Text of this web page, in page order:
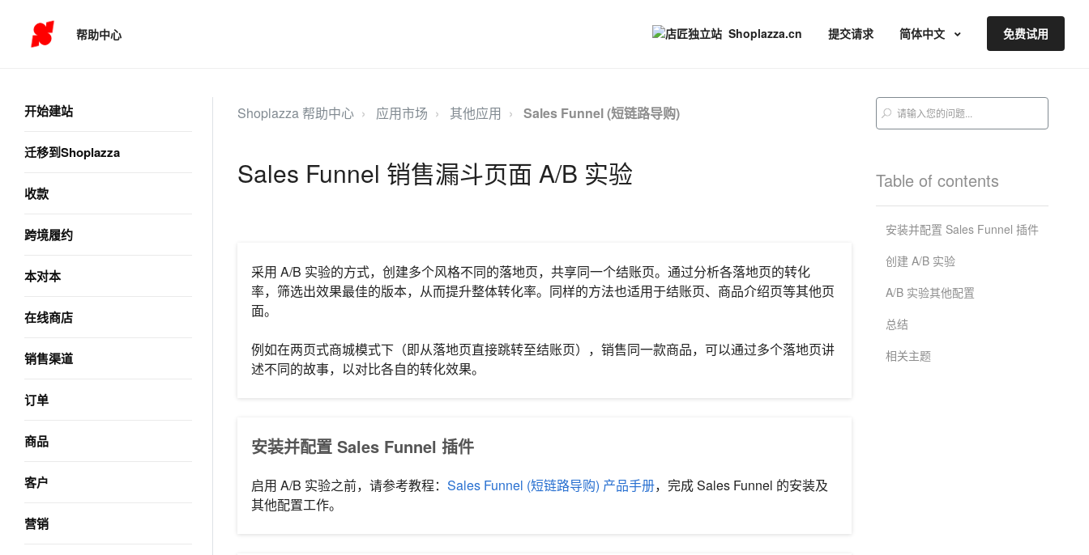
帮助中心 Shoplazza.cn 提交请求 简体中文 免费试用
开始建站
迁移到Shoplazza
收款
跨境履约
本对本
在线商店
销售渠道
订单
商品
客户
营销
Shoplazza 帮助中心 应用市场 其他应用 Sales Funnel (短链路导购)
Sales Funnel 销售漏斗页面 A/B 实验
采用 A/B 实验的方式，创建多个风格不同的落地页，共享同一个结账页。通过分析各落地页的转化
率，筛选出效果最佳的版本，从而提升整体转化率。同样的方法也适用于结账页、商品介绍页等其他页
面。
例如在两页式商城模式下（即从落地页直接跳转至结账页），销售同一款商品，可以通过多个落地页讲
述不同的故事，以对比各自的转化效果。
安装并配置 Sales Funnel 插件
启用 A/B 实验之前，请参考教程： Sales Funnel (短链路导购) 产品手册，完成 Sales Funnel 的安装及
其他配置工作。
Table of contents
安装并配置 Sales Funnel 插件
创建 A/B 实验
A/B 实验其他配置
总结
相关主题